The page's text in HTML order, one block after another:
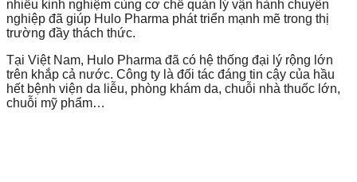
nhiều kinh nghiệm cùng cơ chế quản lý vận hành chuyên
nghiệp đã giúp Hulo Pharma phát triển mạnh mẽ trong thị
trường đầy thách thức.
Tại Việt Nam, Hulo Pharma đã có hệ thống đại lý rộng lớn
trên khắp cả nước. Công ty là đối tác đáng tin cậy của hầu
hết bệnh viện da liễu, phòng khám da, chuỗi nhà thuốc lớn,
chuỗi mỹ phẩm…